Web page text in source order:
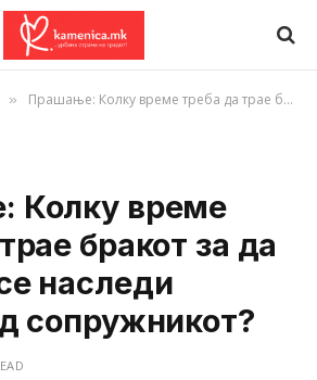
» Прашање: Колку време треба да трае бракот за да може да се наследи пензија од сопружникот?
Колку време
бракот за да
наследи
сопружникот?